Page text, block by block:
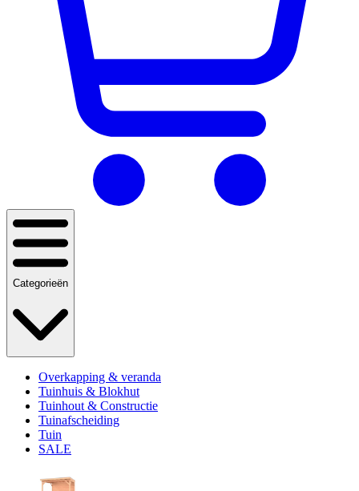
Categorieën
Overkapping & veranda
Tuinhuis & Blokhut
Tuinhout & Constructie
Tuinafscheiding
Tuin
SALE